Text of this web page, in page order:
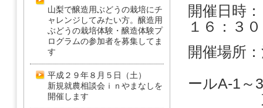
開催日時
１６：３０
開催場所
ールA-1～3
東京都
山梨で醸造用ぶどうの栽培にチ
ャレンジしてみたい方。醸造用
ぶどうの栽培体験・醸造体験プ
ログラムの参加者を募集してま
す
平成２９年８月５日（土）
新規就農相談会ｉｎやまなしを
開催します